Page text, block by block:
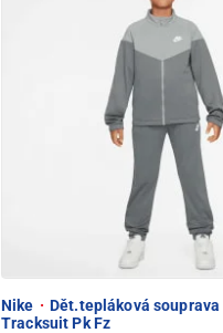
Nike · Dět.tepláková souprava
Tracksuit Pk Fz